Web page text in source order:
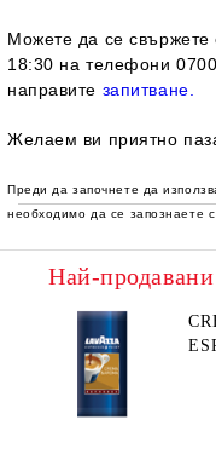
Можете да се свържете
18:30 на телефони
направите запитване.
Желаем ви приятно
Преди да започнете да
необходимо да се запознаете с
Най-продавани